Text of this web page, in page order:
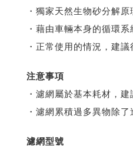
・獨家天然生物砂分解
・藉由車輛本身的循環
・正常使用的情況，建
注意事項
・濾網屬於基本耗材，建
・濾網累積過多異物除
濾網型號